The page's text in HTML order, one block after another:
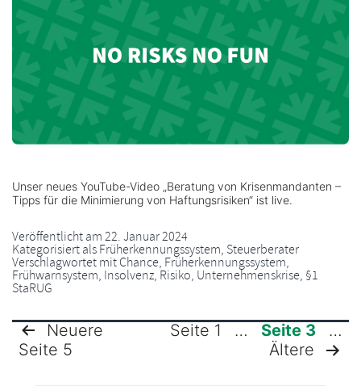
Unser neues YouTube-Video „Beratung von Krisenmandanten –
Tipps für die Minimierung von Haftungsrisiken“ ist live.
Veröffentlicht am22. Januar 2024
Kategorisiert alsFrüherkennungssystem, Steuerberater
Verschlagwortet mitChance, Früherkennungssystem,
Frühwarnsystem, Insolvenz, Risiko, Unternehmenskrise,§1
StaRUG
SEITENNUMMERIERUNG
Neuere Seite 1 … Seite 3
…
Seite 5
Ältere